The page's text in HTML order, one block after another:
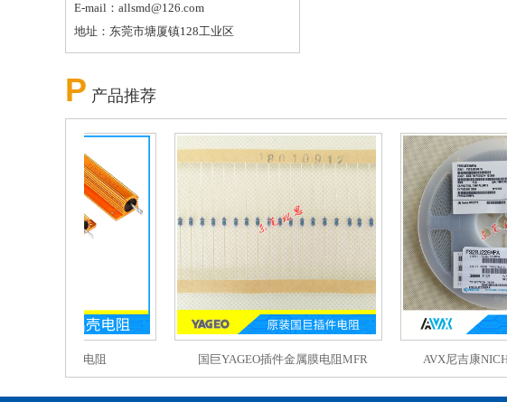
E-mail：allsmd@126.com
地址：东莞市塘厦镇128工业区
P 产品推荐
黄金铝壳电阻 国巨YAGEO插件金属膜电阻MFR AVX尼吉康
F920J226MPA